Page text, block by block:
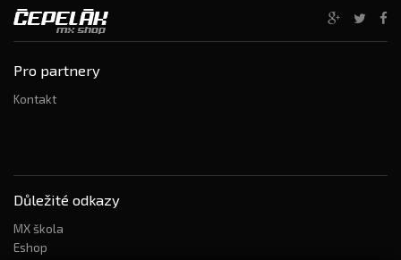
Pro partnery
Kontakt
Důležité odkazy
MX škola
Eshop